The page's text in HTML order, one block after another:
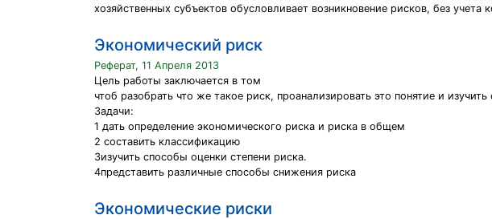
хозяйственных субъектов обусловливает возникновение рисков, без
Экономический риск
Реферат, 11 Апреля 2013
Цель работы заключается в том
чтоб разобрать что же такое риск, проанализировать это понятие и
Задачи:
1 дать определение экономического риска и риска в общем
2 составить классификацию
3изучить способы оценки степени риска.
4представить различные способы снижения риска
Экономические риски